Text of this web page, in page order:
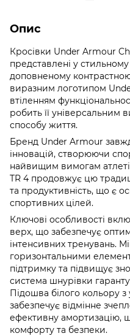
Опис
Кросівки Under Armour
представлені у
доповненому
виразним логотипом
втіленням
робить її універсальним
способу життя.
Бренд Under Armour
інновацій, створюючи
найвищим вимогам
TR 4 продовжує цю
та продуктивність, що є
спортивних цілей.
Ключові особливості
верх, що забезпечує
інтенсивних тренувань.
горизонтальними
підтримку та підвищує
система шнурівки
Підошва білого кольору
забезпечує відмінне
ефективну амортизацію,
комфорту та безпеки.